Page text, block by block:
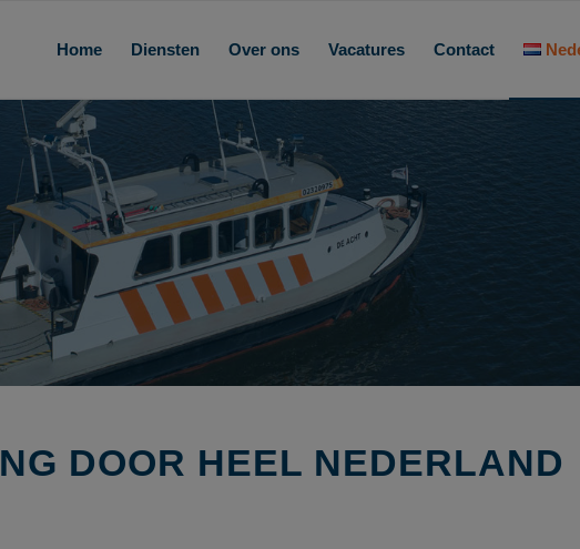
Home Diensten Over ons Vacatures Contact
DOOR HEEL NEDERLAND